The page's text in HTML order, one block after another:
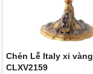
Chén Lễ Italy xi vàng
CLXV2159